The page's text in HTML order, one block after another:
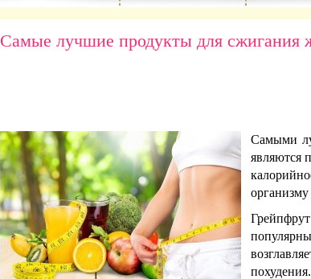
Самые лучшие продукты для сжигания
Самыми
являются
похудения.